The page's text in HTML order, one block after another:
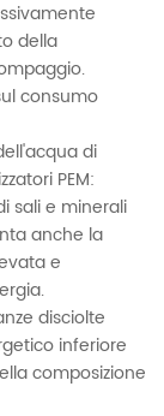
della
consumo
di
PEM:
sali e minerali
anche la
e
disciolte
inferiore
composizione